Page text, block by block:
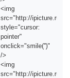
<img
src="http://ipicture.ru/
style="cursor:
pointer"
onclick="smile('')"
/>
<img
src="http://ipicture.ru/